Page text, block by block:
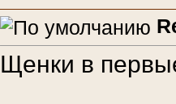
Щенки в